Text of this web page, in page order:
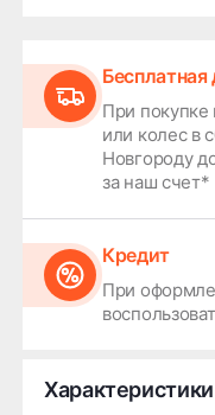
Бесплатная
При покупке
или колес в
Новгороду
за наш счет*
Кредит
При
Характеристики